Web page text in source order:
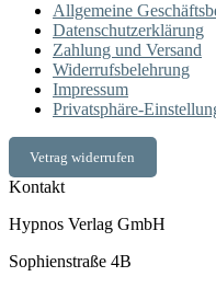
Allgemeine
Datenschutzerklärung
Zahlung und Versand
Widerrufsbelehrung
Impressum
Privatsphäre-
Vetrag widerrufen
Kontakt
Hypnos Verlag GmbH
Sophienstraße 4B